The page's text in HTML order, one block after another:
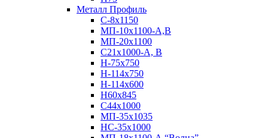
Металл Профиль
С-8х1150
МП-10x1100-А,В
МП-20х1100
С21х1000-А, В
H-75х750
Н-114х750
Н-114х600
Н60х845
С44х1000
МП-35х1035
НС-35х1000